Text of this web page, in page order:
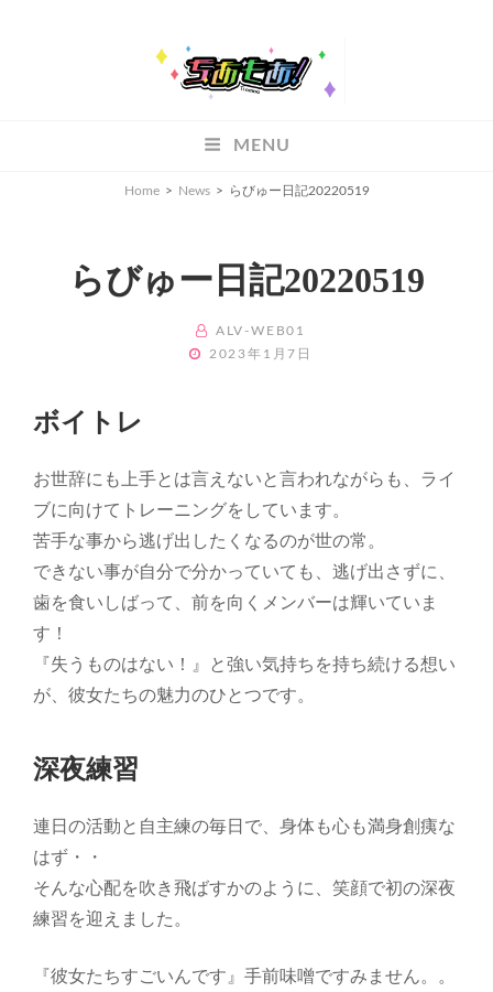
MENU
Home > News > らびゅー日記20220519
らびゅー日記20220519
BY
ALV-WEB01
POSTED
2023年1月7日
ボイトレ
お世辞にも上手とは言えないと言われながらも、ライ
ブに向けてトレーニングをしています。
苦手な事から逃げ出したくなるのが世の常。
できない事が自分で分かっていても、逃げ出さずに、
歯を食いしばって、前を向くメンバーは輝いていま
す！
『失うものはない！』と強い気持ちを持ち続ける想い
が、彼女たちの魅力のひとつです。
深夜練習
連日の活動と自主練の毎日で、身体も心も満身創痍な
はず・・
そんな心配を吹き飛ばすかのように、笑顔で初の深夜
練習を迎えました。
『彼女たちすごいんです』手前味噌ですみません。。